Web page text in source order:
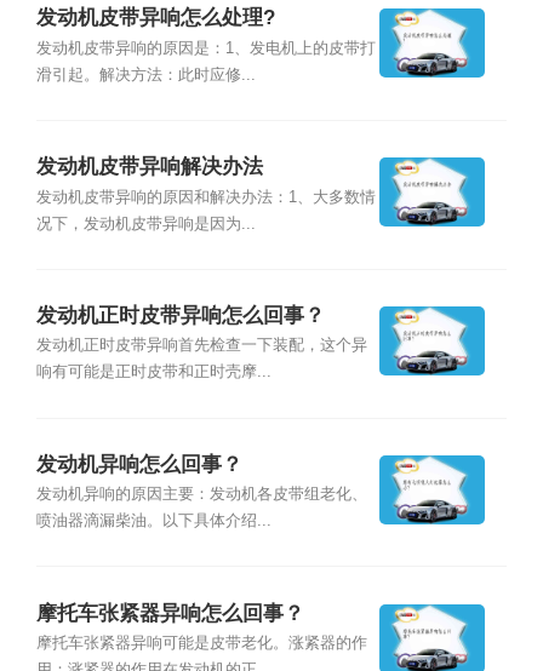
发动机皮带异响怎么处理?
发动机皮带异响的原因是：1、发电机上的皮带打
滑引起。解决方法：此时应修...
发动机皮带异响解决办法
发动机皮带异响的原因和解决办法：1、大多数情
况下，发动机皮带异响是因为...
发动机正时皮带异响怎么回事？
发动机正时皮带异响首先检查一下装配，这个异
响有可能是正时皮带和正时壳摩...
发动机异响怎么回事？
发动机异响的原因主要：发动机各皮带组老化、
喷油器滴漏柴油。以下具体介绍...
摩托车张紧器异响怎么回事？
摩托车张紧器异响可能是皮带老化。涨紧器的作